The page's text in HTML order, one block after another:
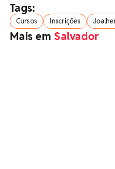
Tags:
Cursos Inscrições
Mais em Salvador